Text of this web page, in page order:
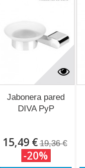
Jabonera pared
DIVA PyP
15,49 € 19,36 €
-20%